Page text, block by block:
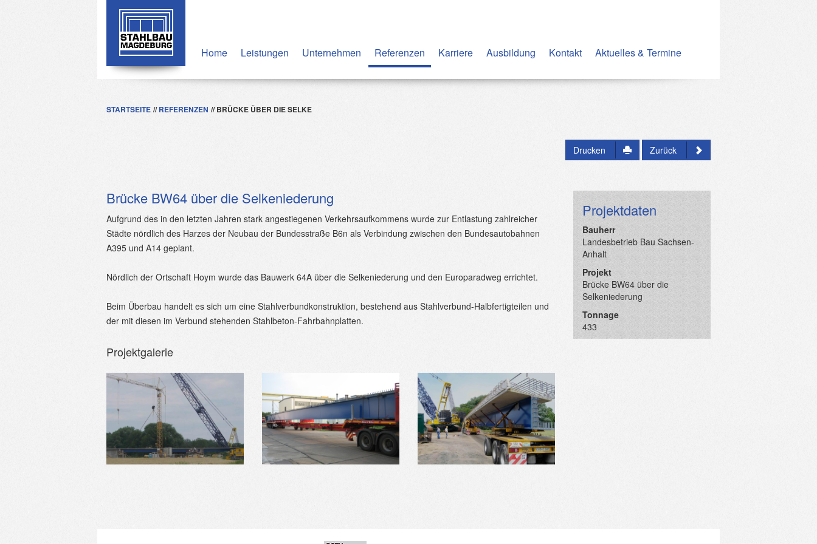
Home Leistungen Unternehmen Referenzen Karriere Ausbildung Kontakt Aktuelles & Termine
STARTSEITE REFERENZEN BRÜCKE ÜBER DIE SELKE
Drucken Zurück
Brücke BW64 über die Selkeniederung
Aufgrund des in den letzten Jahren stark angestiegenen Verkehrsaufkommens wurde zur Entlastung zahlreicher
Städte nördlich des Harzes der Neubau der Bundesstraße B6n als Verbindung zwischen den Bundesautobahnen
A395 und A14 geplant.
Nördlich der Ortschaft Hoym wurde das Bauwerk 64A über die Selkeniederung und den Europaradweg errichtet.
Beim Überbau handelt es sich um eine Stahlverbundkonstruktion, bestehend aus Stahlverbund-Halbfertigteilen und
der mit diesen im Verbund stehenden Stahlbeton-Fahrbahnplatten.
Projektgalerie
Projektdaten
Bauherr
Landesbetrieb Bau Sachsen-
Anhalt
Projekt
Brücke BW64 über die
Selkeniederung
Tonnage
433